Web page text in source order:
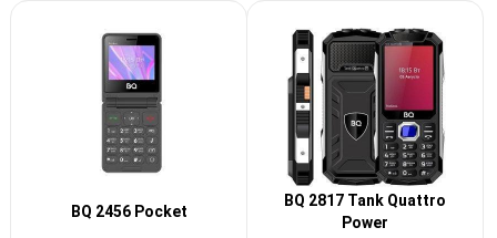
BQ 2456 Pocket
BQ 2817 Tank Quattro
Power